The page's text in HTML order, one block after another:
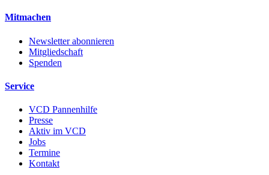
Mitmachen
Newsletter abonnieren
Mitgliedschaft
Spenden
Service
VCD Pannenhilfe
Presse
Aktiv im VCD
Jobs
Termine
Kontakt